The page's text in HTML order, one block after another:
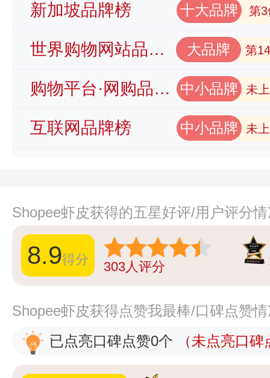
新加坡品牌榜 十大品牌 第3
世界购物网站品牌榜 大品牌 第
购物平台·网购品牌榜 中小品牌 未
互联网品牌榜 中小品牌 未
Shopee虾皮获得的五星好评/用户评分
8.9得分 303人评分
Shopee虾皮获得点赞我最棒/口碑点赞
已点亮口碑点赞0个
（未点亮口